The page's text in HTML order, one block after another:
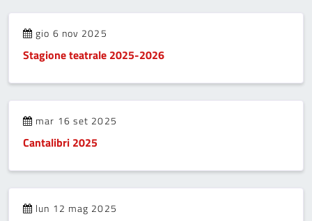
gio 6 nov 2025
Stagione teatrale 2025-2026
mar 16 set 2025
Cantalibri 2025
lun 12 mag 2025